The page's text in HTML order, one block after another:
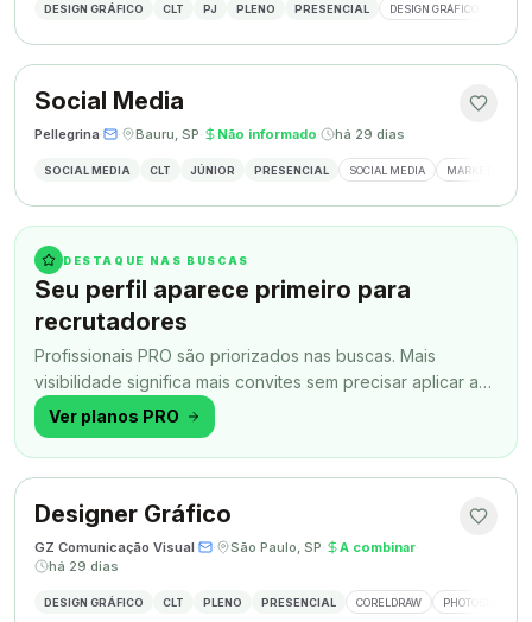
DESIGN GRÁFICO CLT PJ PLENO PRESENCIAL DESIGN GRÁFICO
Social Media
Pellegrina· · Bauru, SP· Não informado· há 29 dias
SOCIAL MEDIA CLT JÚNIOR PRESENCIAL SOCIAL MEDIA MARKETING
DESTAQUE NAS BUSCAS
Seu perfil aparece primeiro para
recrutadores
Profissionais PRO são priorizados nas buscas. Mais
visibilidade significa mais convites sem precisar aplicar a
todo momento.
Ver planos PRO
Designer Gráfico
GZ Comunicação Visual· · São Paulo, SP· A combinar·
há 29 dias
DESIGN GRÁFICO CLT PLENO PRESENCIAL CORELDRAW PHOTOSHOP